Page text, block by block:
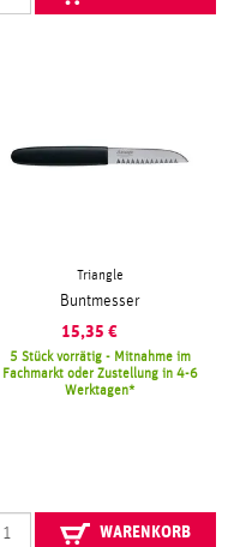
Triangle
Buntmesser
15,35 €
5 Stück vorrätig - Mitnahme im
Fachmarkt oder Zustellung in 4-6
Werktagen
WARENKORB